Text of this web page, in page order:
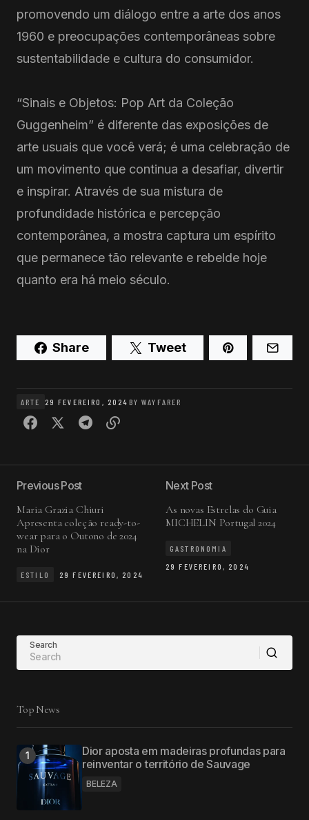
promovendo um diálogo entre a arte dos anos
1960 e preocupações contemporâneas sobre
sustentabilidade e cultura do consumidor.
“Sinais e Objetos: Pop Art da Coleção
Guggenheim” é diferente das exposições de
arte usuais que você verá; é uma celebração de
um movimento que continua a desafiar, divertir
e inspirar. Através de sua mistura de
profundidade histórica e percepção
contemporânea, a mostra captura um espírito
que permanece tão relevante e rebelde hoje
quanto era há meio século.
Share Tweet
ARTE 29 FEVEREIRO, 2024 BY WAYFARER
Previous Post
Maria Grazia Chiuri
Apresenta coleção ready-to-
wear para o Outono de 2024
na Dior
ESTILO 29 FEVEREIRO, 2024
Next Post
As novas Estrelas do Guia
MICHELIN Portugal 2024
GASTRONOMIA
29 FEVEREIRO, 2024
Search
Top News
Dior aposta em madeiras profundas para
reinventar o território de Sauvage
BELEZA